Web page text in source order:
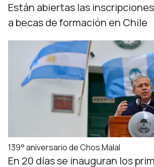
Están abiertas las
a becas de formación en Chile
139° aniversario de Chos Malal
En 20 días se inauguran los